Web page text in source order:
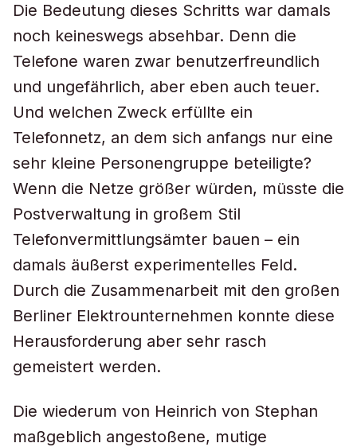
Die Bedeutung dieses Schritts war damals
noch keineswegs absehbar. Denn die
Telefone waren zwar benutzerfreundlich
und ungefährlich, aber eben auch teuer.
Und welchen Zweck erfüllte ein
Telefonnetz, an dem sich anfangs nur eine
sehr kleine Personengruppe beteiligte?
Wenn die Netze größer würden, müsste die
Postverwaltung in großem Stil
Telefonvermittlungsämter bauen – ein
damals äußerst experimentelles Feld.
Durch die Zusammenarbeit mit den großen
Berliner Elektrounternehmen konnte diese
Herausforderung aber sehr rasch
gemeistert werden.
Die wiederum von Heinrich von Stephan
maßgeblich angestoßene, mutige